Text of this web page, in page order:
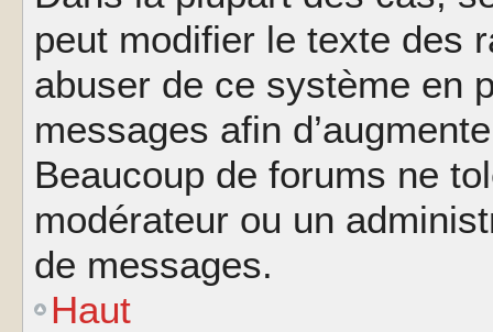
peut modifier le texte des
abuser de ce système en
messages afin
Beaucoup de forums ne
modérateur ou un
de messages.
Haut